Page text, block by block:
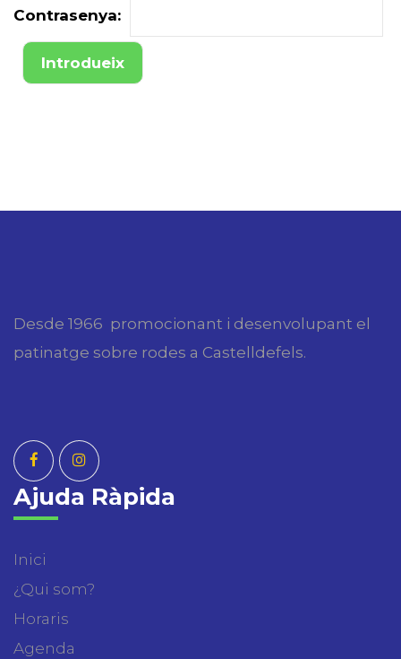
Contrasenya:
Desde 1966 promocionant i desenvolupant el
patinatge sobre rodes a Castelldefels.
Ajuda Ràpida
Inici
¿Qui som?
Horaris
Agenda